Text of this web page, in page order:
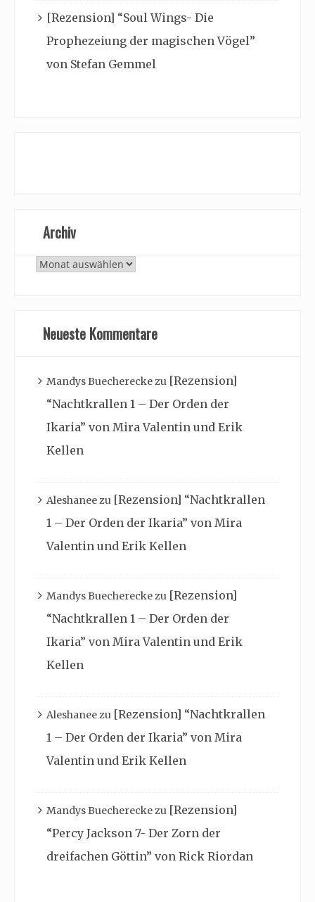
[Rezension] “Soul Wings- Die
Prophezeiung der magischen Vögel”
von Stefan Gemmel
Archiv
Archiv
Neueste Kommentare
Mandys Buechereckezu [Rezension]
“Nachtkrallen 1 – Der Orden der
Ikaria” von Mira Valentin und Erik
Kellen
Aleshaneezu [Rezension] “Nachtkrallen
1 – Der Orden der Ikaria” von Mira
Valentin und Erik Kellen
Mandys Buechereckezu [Rezension]
“Nachtkrallen 1 – Der Orden der
Ikaria” von Mira Valentin und Erik
Kellen
Aleshaneezu [Rezension] “Nachtkrallen
1 – Der Orden der Ikaria” von Mira
Valentin und Erik Kellen
Mandys Buechereckezu [Rezension]
“Percy Jackson 7- Der Zorn der
dreifachen Göttin” von Rick Riordan